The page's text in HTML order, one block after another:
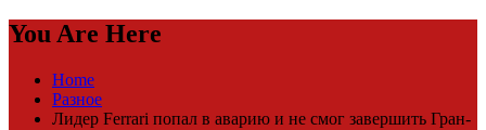
You Are Here
Home
Разное
Лидер Ferrari попал в аварию и не смог завершить Гран-